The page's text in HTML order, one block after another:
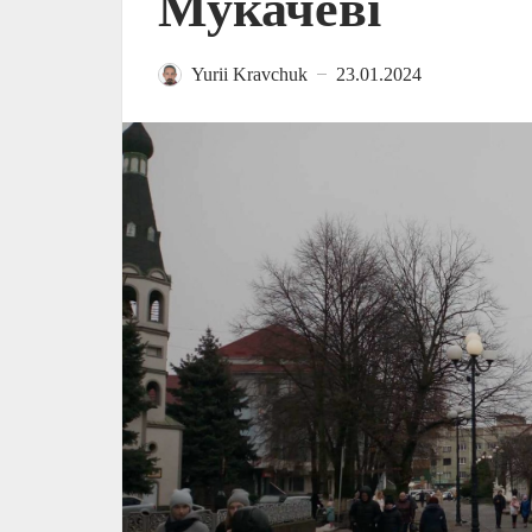
Yurii Kravchuk — 23.01.2024